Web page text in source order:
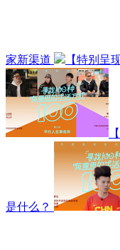
家新渠道 【特别呈
是什么？